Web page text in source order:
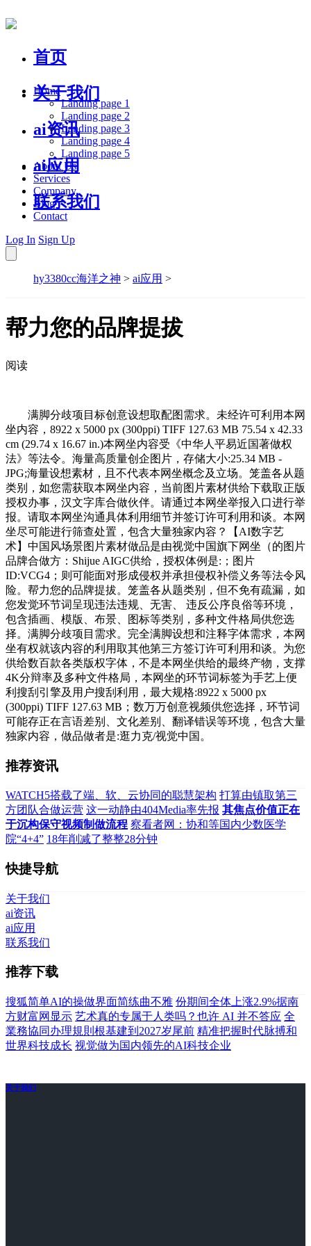
首页
关于我们
ai资讯
ai应用
联系我们
Home
Landing page 1
Landing page 2
Landing page 3
Landing page 4
Landing page 5
About Us
Services
Company
Blog
Contact
Log In Sign Up
hy3380cc海洋之神 > ai应用 >
帮力您的品牌提拔
阅读
满脚分歧项目标创意设想取配图需求。未经许可利用本网
坐内容，8922 x 5000 px (300ppi) TIFF 127.63 MB 75.54 x 42.33
cm (29.74 x 16.67 in.)本网坐内容受《中华人平易近国著做权
法》等法令。海量高质量创企图片，存储大小:25.34 MB -
JPG;海量设想素材，且不代表本网坐概念及立场。笼盖各从题
类别，如您需获取本网坐内容，当前图片素材供给下载取正版
授权办事，汉文字库合做伙伴。请通过本网坐举报入口进行举
报。请取本网坐沟通具体利用细节并签订许可利用和谈。本网
坐尽可能进行筛查处置，包含大量独家内容？【AI数字艺
术】中国风场景图片素材做品是由视觉中国旗下网坐（的图片
品牌合做方：Shijue AIGC供给，授权体例是:；图片
ID:VCG4；则可能面对形成侵权并承担侵权补偿义务等法令风
险。帮力您的品牌提拔。笼盖各从题类别，但不免有疏漏，如
您发觉环节词呈现违法违规、无害、 违反公序良俗等环境，
包含插画、模版、布景、图标等类别，多种文件格局供您选
择。满脚分歧项目需求。完全满脚设想和注释字体需求，本网
坐有权就该内容的利用取其他第三方签订许可利用和谈。为您
供给数百款各类版权字体，不是本网坐供给的最终产物，支撑
4K分辩率及多种文件格局，本网坐的环节词标签为手艺上便
利搜刮引擎及用户搜刮利用，最大规格:8922 x 5000 px
(300ppi) TIFF 127.63 MB；数万万创意视频供您选择，环节词
可能存正在言语差别、文化差别、翻译错误等环境，包含大量
独家内容，做品做者是:逛力克/视觉中国。
推荐资讯
WATCH5搭载了端、软、云协同的聪慧架构 打算由镇取第三
方团队合做运营 这一动静由404Media率先报 其焦点价值正在
于沉构保守视频制做流程 察看者网：协和等国内少数医学
院“4+4” 18年削减了整整28分钟
快捷导航
关于我们
ai资讯
ai应用
联系我们
推荐下载
搜狐简单AI的操做界面简练曲不雅 份期间全体上涨2.9%据南
方财富网显示 艺术真的专属于人类吗？也许 AI 并不答应 全
業務協同办理規則根基建到2027岁尾前 精准把握时代脉搏和
世界科技成长 视觉做为国内领先的AI科技企业
关于我们